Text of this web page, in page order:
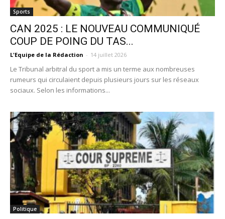
Sports
CAN 2025 : LE NOUVEAU COMMUNIQUÉ
COUP DE POING DU TAS...
L'Equipe de la Rédaction - 14 juillet 2026
Le Tribunal arbitral du sport a mis un terme aux nombreuses
rumeurs qui circulaient depuis plusieurs jours sur les réseaux
sociaux. Selon les informations...
Politique